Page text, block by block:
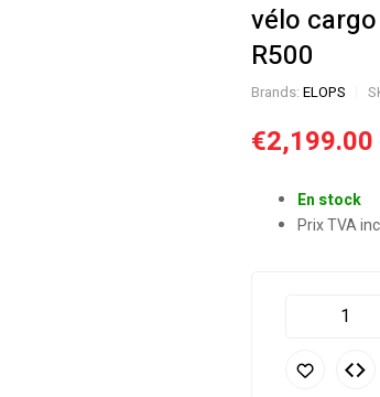
vélo
R500
Brands: ELOPS
€2,199.00
En stock
Prix TVA